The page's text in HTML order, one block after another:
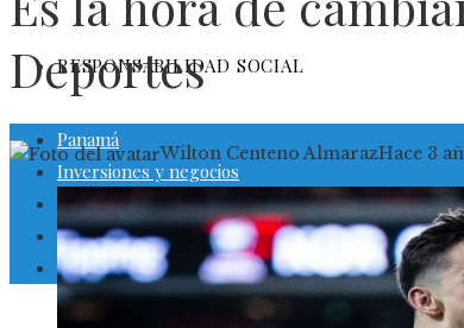
RESPONSABILIDAD SOCIAL
Panamá
Inversiones y negocios
Cultura y ocio
Ciencia y tecnología
Responsabilidad social
Deportes
Wilton Centeno AlmarazHace 3